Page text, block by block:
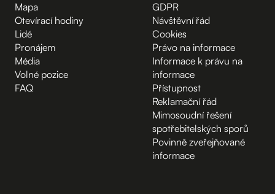
Mapa
Otevírací hodiny
Lidé
Pronájem
Média
Volné pozice
FAQ
GDPR
Návštěvní řád
Cookies
Právo na informace
Informace k právu na
informace
Přístupnost
Reklamační řád
Mimosoudní řešení
spotřebitelských sporů
Povinně zveřejňované
informace